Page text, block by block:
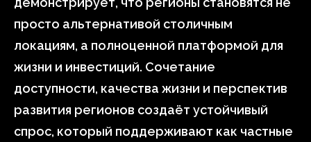
просто альтернативой столичным
локациям, а полноценной платформой для
жизни и инвестиций. Сочетание
доступности, качества жизни и перспектив
развития регионов создаёт устойчивый
спрос, который поддерживают как частные